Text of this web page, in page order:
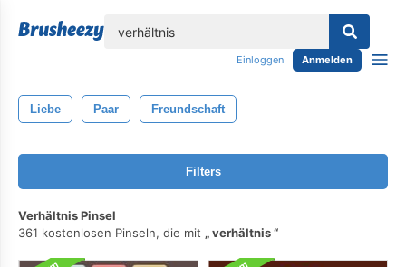
Einloggen Anmelden
Liebe Paar Freundschaft
Filters
Verhältnis Pinsel
361 kostenlosen Pinseln, die mit
verhältnis